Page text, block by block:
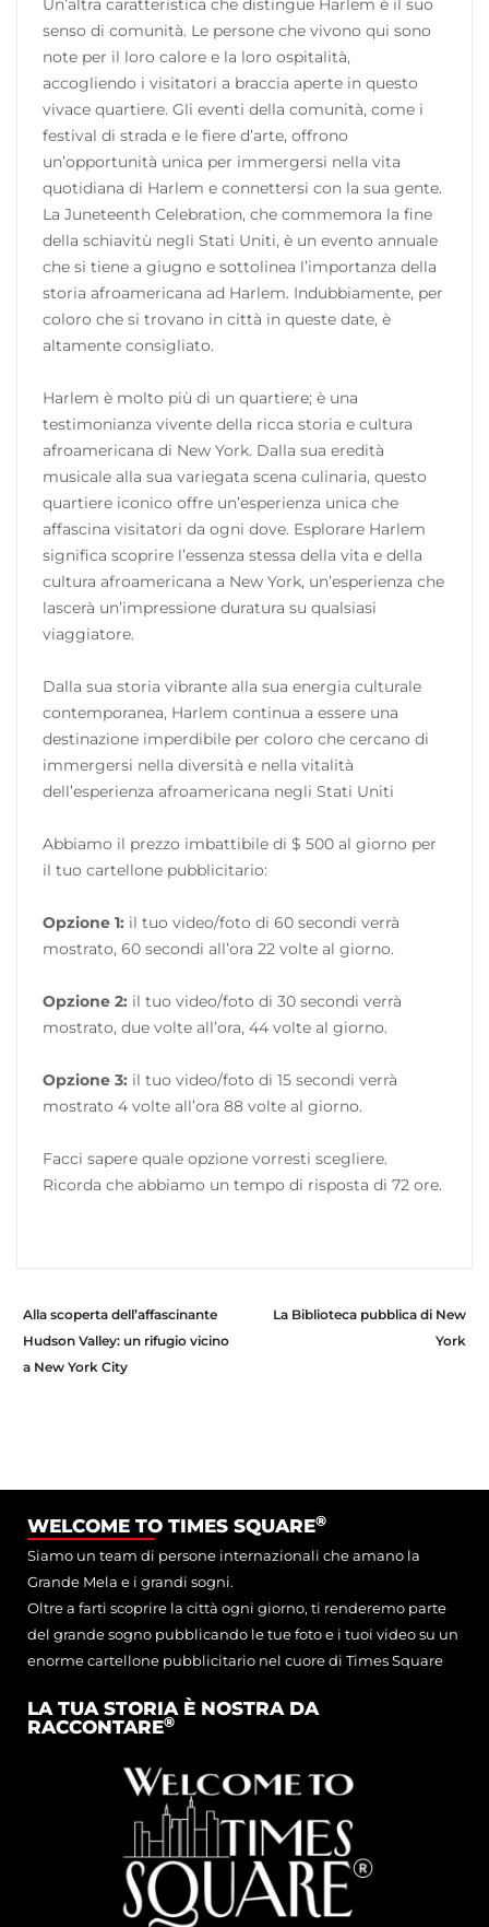
Un’altra caratteristica che distingue Harlem è il suo
senso di comunità. Le persone che vivono qui sono
note per il loro calore e la loro ospitalità,
accogliendo i visitatori a braccia aperte in questo
vivace quartiere. Gli eventi della comunità, come i
festival di strada e le fiere d’arte, offrono
un’opportunità unica per immergersi nella vita
quotidiana di Harlem e connettersi con la sua gente.
La Juneteenth Celebration, che commemora la fine
della schiavitù negli Stati Uniti, è un evento annuale
che si tiene a giugno e sottolinea l’importanza della
storia afroamericana ad Harlem. Indubbiamente, per
coloro che si trovano in città in queste date, è
altamente consigliato.
Harlem è molto più di un quartiere; è una
testimonianza vivente della ricca storia e cultura
afroamericana di New York. Dalla sua eredità
musicale alla sua variegata scena culinaria, questo
quartiere iconico offre un’esperienza unica che
affascina visitatori da ogni dove. Esplorare Harlem
significa scoprire l’essenza stessa della vita e della
cultura afroamericana a New York, un’esperienza che
lascerà un’impressione duratura su qualsiasi
viaggiatore.
Dalla sua storia vibrante alla sua energia culturale
contemporanea, Harlem continua a essere una
destinazione imperdibile per coloro che cercano di
immergersi nella diversità e nella vitalità
dell’esperienza afroamericana negli Stati Uniti
Abbiamo il prezzo imbattibile di $ 500 al giorno per
il tuo cartellone pubblicitario:
Opzione 1: il tuo video/foto di 60 secondi verrà
mostrato, 60 secondi all’ora 22 volte al giorno.
Opzione 2: il tuo video/foto di 30 secondi verrà
mostrato, due volte all’ora, 44 volte al giorno.
Opzione 3: il tuo video/foto di 15 secondi verrà
mostrato 4 volte all’ora 88 volte al giorno.
Facci sapere quale opzione vorresti scegliere.
Ricorda che abbiamo un tempo di risposta di 72 ore.
Alla scoperta dell’affascinante
Hudson Valley: un rifugio vicino
a New York City
La Biblioteca pubblica di New
York
WELCOME TO TIMES SQUARE®
Siamo un team di persone internazionali che amano la
Grande Mela e i grandi sogni.
Oltre a farti scoprire la città ogni giorno, ti renderemo parte
del grande sogno pubblicando le tue foto e i tuoi video su un
enorme cartellone pubblicitario nel cuore di Times Square
LA TUA STORIA È NOSTRA DA
RACCONTARE®